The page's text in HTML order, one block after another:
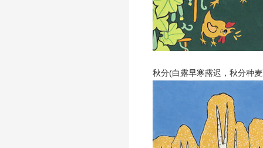
秋分(白露早寒露迟，秋分